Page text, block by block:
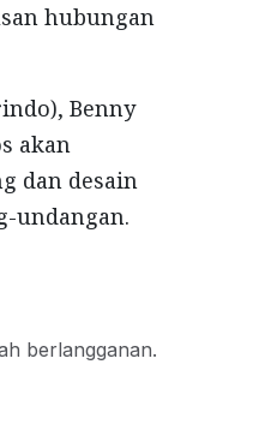
hubungan
Benny
akan
dan desain
undangan.
berlangganan.